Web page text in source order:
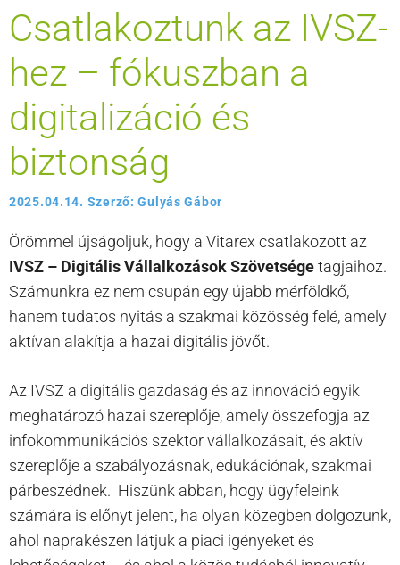
Csatlakoztunk az IVSZ-
hez – fókuszban a
digitalizáció és
biztonság
2025.04.14. Szerző:Gulyás Gábor
Örömmel újságoljuk, hogy a Vitarex csatlakozott az
IVSZ – Digitális Vállalkozások Szövetségetagjaihoz.
Számunkra ez nem csupán egy újabb mérföldkő,
hanem tudatos nyitás a szakmai közösség felé, amely
aktívan alakítja a hazai digitális jövőt.
Az IVSZ a digitális gazdaság és az innováció egyik
meghatározó hazai szereplője, amely összefogja az
infokommunikációs szektor vállalkozásait, és aktív
szereplője a szabályozásnak, edukációnak, szakmai
párbeszédnek. Hiszünk abban, hogy ügyfeleink
számára is előnyt jelent, ha olyan közegben dolgozunk,
ahol naprakészen látjuk a piaci igényeket és